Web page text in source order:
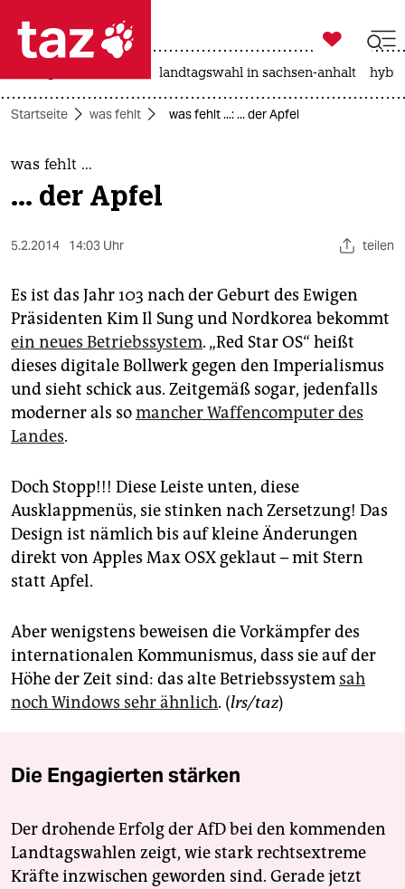
 taz zahl ich
taz zahl ich
themen
politik
öko
gesellschaft
kultur
sport
berlin
nord
wahrheit
verlag
verlag
shop
fragen & hilfe
unterstützen
genossenschaft

taz zahl ich
landtagswahl in sachsen-anhalt
Startseite was fehlt was fehlt ...: ... der Apfel
was fehlt ...
... der Apfel
5.2.2014 14:03 Uhr teilen
Es ist das Jahr 103 nach der Geburt des Ewigen
Präsidenten Kim Il Sung und Nordkorea bekommt
ein neues Betriebssystem. „Red Star OS“ heißt
dieses digitale Bollwerk gegen den Imperialismus
und sieht schick aus. Zeitgemäß sogar, jedenfalls
moderner als somancher Waffencomputer des
Landes.
Doch Stopp!!! Diese Leiste unten, diese
Ausklappmenüs, sie stinken nach Zersetzung! Das
Design ist nämlich bis auf kleine Änderungen
direkt von Apples Max OSX geklaut – mit Stern
statt Apfel.
Aber wenigstens beweisen die Vorkämpfer des
internationalen Kommunismus, dass sie auf der
Höhe der Zeit sind: das alte Betriebssystem sah
noch Windows sehr ähnlich. (lrs/taz)
Die Engagierten stärken
Der drohende Erfolg der AfD bei den kommenden
Landtagswahlen zeigt, wie stark rechtsextreme
Kräfte inzwischen geworden sind. Gerade jetzt